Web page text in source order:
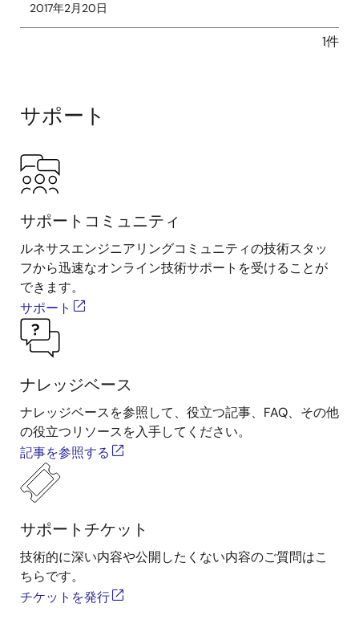
2017年2月20日
1件
サポート
サポートコミュニティ
ルネサスエンジニアリングコミュニティの技術スタッ
フから迅速なオンライン技術サポートを受けることが
できます。
サポート
ナレッジベース
ナレッジベースを参照して、役立つ記事、FAQ、その他
の役立つリソースを入手してください。
記事を参照する
サポートチケット
技術的に深い内容や公開したくない内容のご質問はこ
ちらです。
チケットを発行